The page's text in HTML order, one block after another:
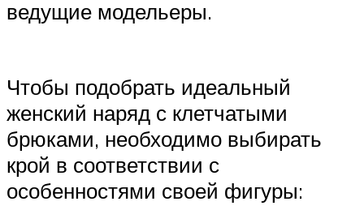
ведущие модельеры.
Чтобы подобрать идеальный
женский наряд с клетчатыми
брюками, необходимо выбирать
крой в соответствии с
особенностями своей фигуры: